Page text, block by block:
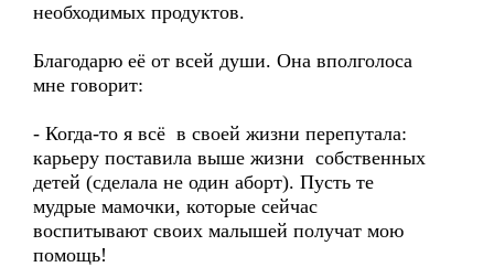
необходимых продуктов.
Благодарю её от всей души. Она вполголоса
мне говорит:
- Когда-то я всё в своей жизни перепутала:
карьеру поставила выше жизни собственных
детей (сделала не один аборт). Пусть те
мудрые мамочки, которые сейчас
воспитывают своих малышей получат мою
помощь!